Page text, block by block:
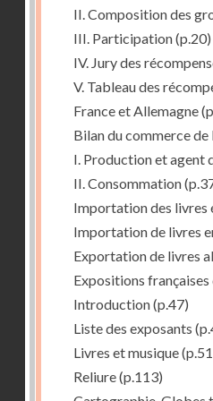
II. Composition des
III. Participation(p.20)
IV. Jury des
V. Tableau des
France et Allemagne
Bilan du commerce
I. Production et agent
II. Consommation
Importation des livres
Importation de livres
Exportation de livres
Expositions
Introduction(p.47)
Liste des exposants
Livres et musique
Reliure(p.113)